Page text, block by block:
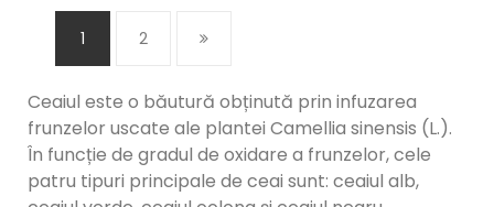
1 2
Ceaiul este o băutură obținută prin infuzarea
frunzelor uscate ale plantei Camellia sinensis (L.).
În funcție de gradul de oxidare a frunzelor, cele
patru tipuri principale de ceai sunt: ceaiul alb,